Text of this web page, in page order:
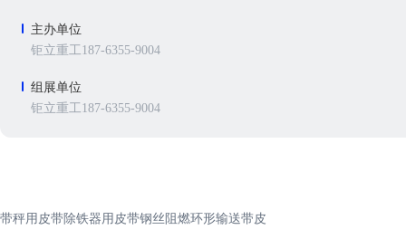
主办单位
钜立重工187-6355-9004
组展单位
钜立重工187-6355-9004
带秤用皮带除铁器用皮带钢丝阻燃环形输送带皮